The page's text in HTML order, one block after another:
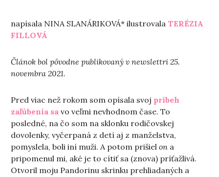
napísala NINA SLANÁRIKOVÁ* ilustrovala TERÉZIA
FILLOVÁ
Článok bol pôvodne publikovaný v newslettri 25.
novembra 2021.
Pred viac než rokom som opísala svoj príbeh
zaľúbenia sa vo veľmi nevhodnom čase. To
posledné, na čo som na sklonku rodičovskej
dovolenky, vyčerpaná z detí aj z manželstva,
pomyslela, boli iní muži. A potom prišielon a
pripomenul mi, aké je to cítiť sa (znova) príťažlivá.
Otvoril moju Pandorinu skrinku prehliadaných a